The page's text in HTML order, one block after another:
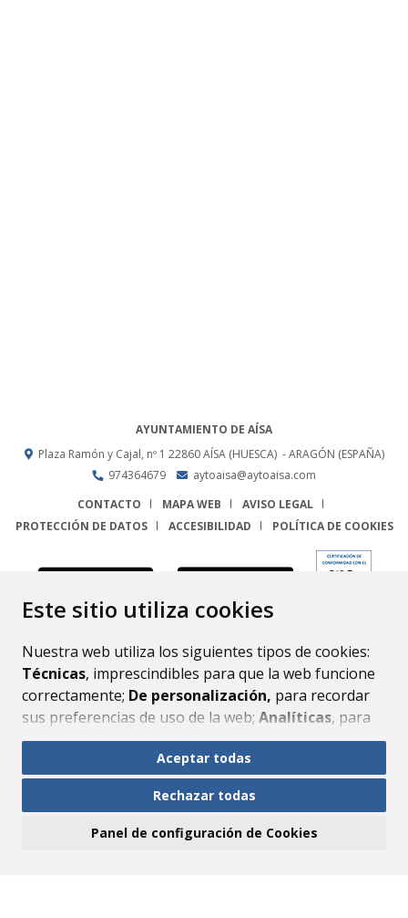
Este sitio utiliza cookies
Nuestra web utiliza los siguientes tipos de cookies:
Técnicas, imprescindibles para que la web funcione
correctamente; De personalización, para recordar
sus preferencias de uso de la web; Analíticas, para
mejorar el funcionamiento de la web y sus servicios.
Si acepta pulsando el botón“Aceptar todas”
consideramos que acepta su uso. Si pulsa el botón
ninguna acción, se guardarán las cookies técnicas
Aceptar todas
Rechazar todas
Panel de configuración de Cookies
AYUNTAMIENTO DE AÍSA
Plaza Ramón y Cajal, nº 1 22860 AÍSA (HUESCA) - ARAGÓN (ESPAÑA)
974364679
aytoaisa@aytoaisa.com
CONTACTO
MAPA WEB
AVISO LEGAL
PROTECCIÓN DE DATOS
ACCESIBILIDAD POLÍTICA DE COOKIES